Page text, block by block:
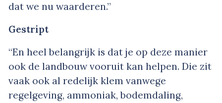
dat we nu waarderen.”
Gestript
“En heel belangrijk is dat je op deze manier
ook de landbouw vooruit kan helpen. Die zit
vaak ook al redelijk klem vanwege
regelgeving, ammoniak, bodemdaling,